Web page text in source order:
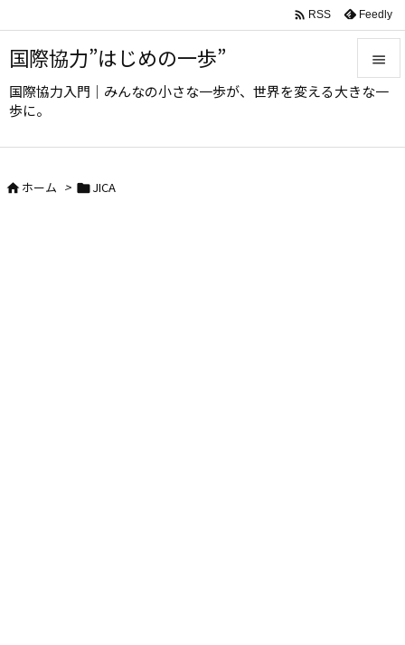
国際協力”はじめの一歩”
国際協力入門｜みんなの小さな一歩が、世界を変える大きな一
歩に。



 RSS Feedly
ホーム > JICA